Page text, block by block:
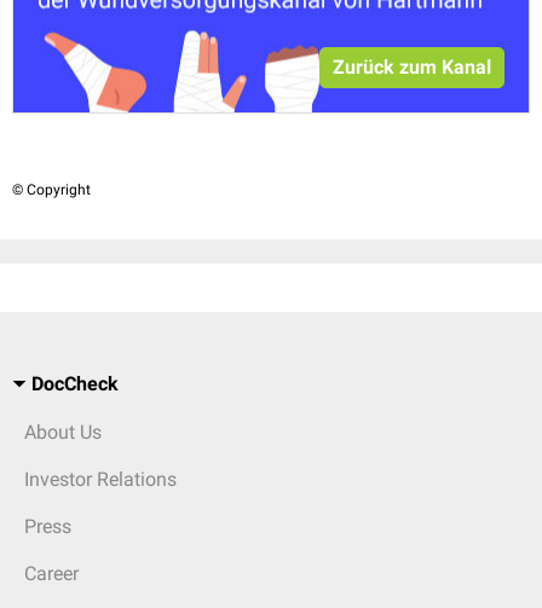
Zurück zum Kanal
© Copyright
DocCheck
About Us
Investor Relations
Press
Career